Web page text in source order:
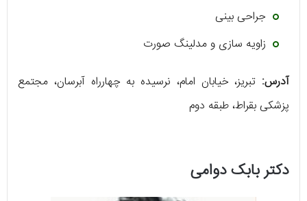
جراحی بینی
زاویه سازی و مدلینگ صورت
آدرس: تبریز، خیابان امام، نرسیده به چهارراه آبرسان، مجتمع
پزشکی بقراط، طبقه دوم
دکتر بابک دوامی